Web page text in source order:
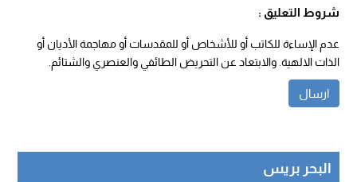
شروط التعليق :
عدم الإساءة للكاتب أو للأشخاص أو للمقدسات أو مهاجمة الأديان أو
الذات الالهية. والابتعاد عن التحريض الطائفي والعنصري والشتائم.
البحر بريس